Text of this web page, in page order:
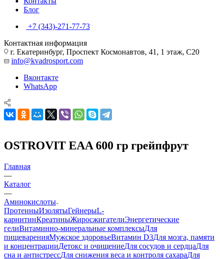
Блог
+7 (343)-271-77-73
Контактная информация
г. Екатеринбург, Проспект Космонавтов, 41, 1 этаж, С20
info@kvadrosport.com
Вконтакте
WhatsApp
OSTROVIT EAA 600 гр грейпфрут
Главная
—
Каталог
—
Аминокислоты
ПротеиныИзолятыГейнерыL-
карнитинКреатиныЖиросжигателиЭнергетические
гелиВитаминно-минеральные комплексыДля
пищеваренияМужское здоровьеВитамин D3Для мозга, памяти
и концентрацииДетокс и очищениеДля сосудов и сердцаДля
сна и антистрессДля снижения веса и контроля сахараДля